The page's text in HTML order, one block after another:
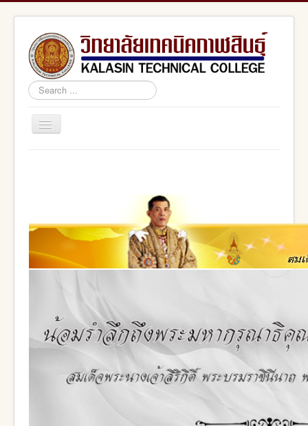
Search
...
Toggle
adminstrator